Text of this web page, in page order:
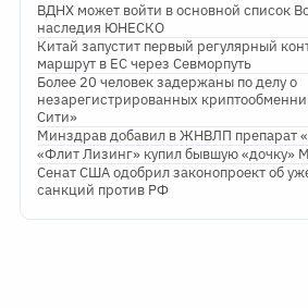
ВДНХ может войти в основной список
наследия ЮНЕСКО
Китай запустит первый регулярный
маршрут в ЕС через Севморпуть
Более 20 человек задержаны по делу о
незарегистрированных
Сити»
Минздрав добавил в ЖНВЛП препарат
«Флит Лизинг» купил бывшую «дочку»
Сенат США одобрил законопроект об
санкций против РФ